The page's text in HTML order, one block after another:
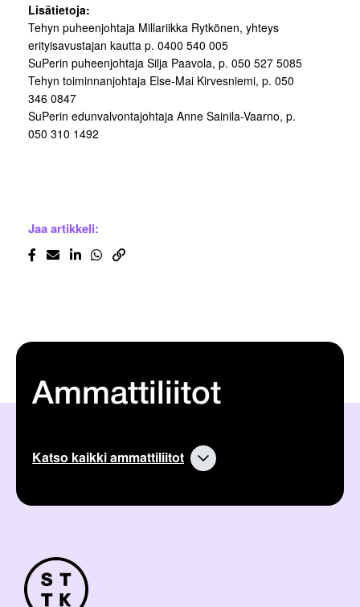
Lisätietoja:
Tehyn puheenjohtaja Millariikka Rytkönen, yhteys
erityisavustajan kautta p. 0400 540 005
SuPerin puheenjohtaja Silja Paavola, p. 050 527 5085
Tehyn toiminnanjohtaja Else-Mai Kirvesniemi, p. 050
346 0847
SuPerin edunvalvontajohtaja Anne Sainila-Vaarno, p.
050 310 1492
Jaa artikkeli:
Ammattiliitot
Katso kaikki ammattiliitot